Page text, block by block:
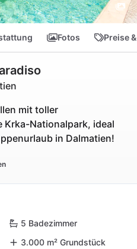
Fotos Preise
mit toller
Nationalpark, ideal
in Dalmatien!
5 Badezimmer
3.000 m² Grundstück